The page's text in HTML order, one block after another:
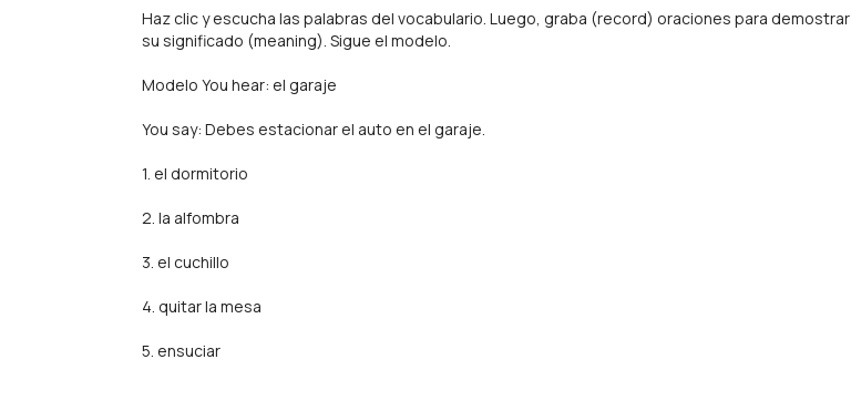
Haz clic y escucha las palabras del vocabulario. Luego, graba (record) oraciones para demostrar
su significado (meaning). Sigue el modelo.
Modelo You hear: el garaje
You say: Debes estacionar el auto en el garaje.
1. el dormitorio
2. la alfombra
3. el cuchillo
4. quitar la mesa
5. ensuciar